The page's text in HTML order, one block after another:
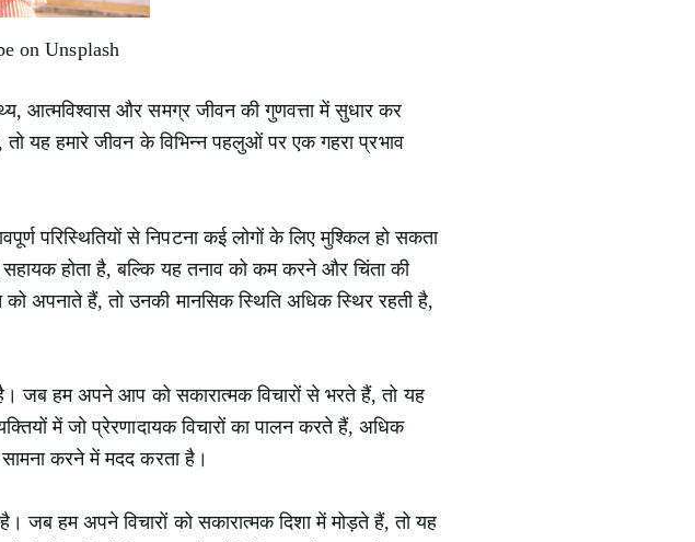
on Unsplash
आत्मविश्वास और समग्र जीवन की गुणवत्ता में सुधार कर
यह हमारे जीवन के विभिन्न पहलुओं पर एक गहरा प्रभाव
परिस्थितियों से निपटना कई लोगों के लिए मुश्किल हो सकता
होता है, बल्कि यह तनाव को कम करने और चिंता की
अपनाते हैं, तो उनकी मानसिक स्थिति अधिक स्थिर रहती है,
जब हम अपने आप को सकारात्मक विचारों से भरते हैं, तो यह
में जो प्रेरणादायक विचारों का पालन करते हैं, अधिक
सामना करने में मदद करता है।
जब हम अपने विचारों को सकारात्मक दिशा में मोड़ते हैं, तो यह